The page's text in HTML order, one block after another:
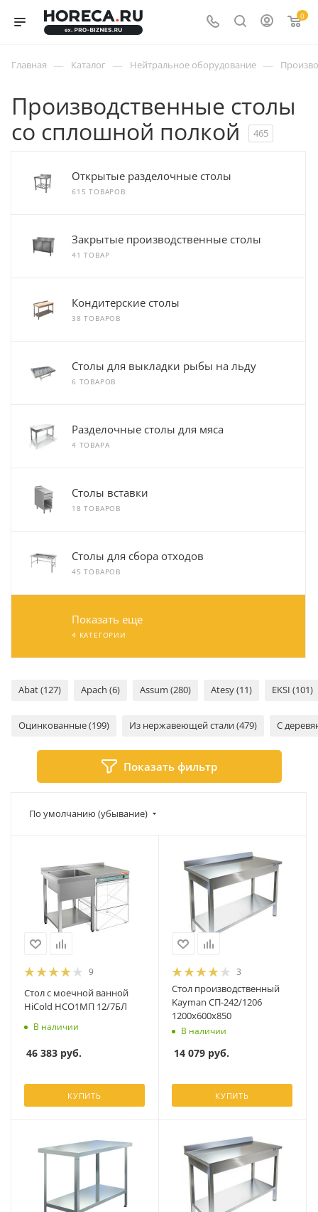
0
Главная — Каталог — Нейтральное оборудование —
Производственные столы
со сплошной полкой
465
Открытые разделочные столы
615 ТОВАРОВ
Закрытые производственные столы
41 ТОВАР
Кондитерские столы
38 ТОВАРОВ
Столы для выкладки рыбы на льду
6 ТОВАРОВ
Разделочные столы для мяса
4 ТОВАРА
Столы вставки
18 ТОВАРОВ
Столы для сбора отходов
45 ТОВАРОВ
Показать еще
4 КАТЕГОРИИ
Abat (127) Apach (6) Assum (280) Atesy (11) EKSI (101)
Оцинкованные (199) Из нержавеющей стали (479) С
Показать фильтр
По умолчанию (убывание)
9
Стол с моечной ванной
HiCold НСО1МП 12/7БЛ
В наличии
46 383 руб.
КУПИТЬ
3
Стол производственный
Kayman СП-242/1206
1200х600х850
В наличии
14 079 руб.
КУПИТЬ